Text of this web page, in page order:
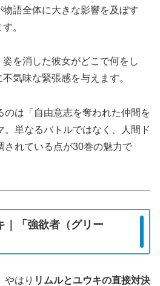
物語全体に大きな影響を及ぼす
。
姿を消した彼女がどこで何をし
気味な緊張感を与えます。
のは「自由意志を奪われた仲間を
。単なるバトルではなく、人間ド
されている点が30巻の魅力で
｜「強欲者（グリー
やはり リムルとユウキの直接対決